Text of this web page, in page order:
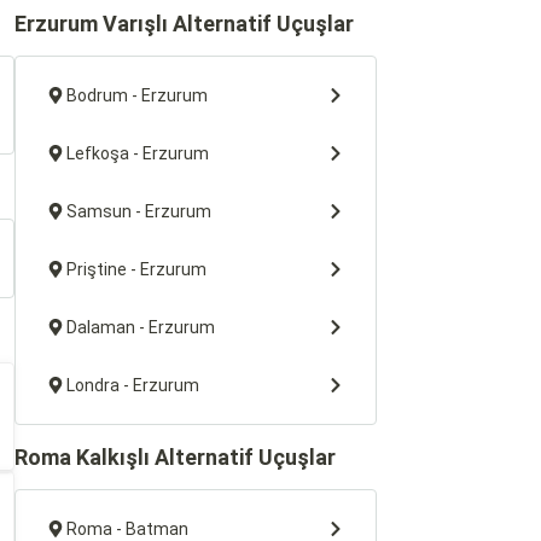
Erzurum Varışlı Alternatif Uçuşlar
Bodrum - Erzurum
Lefkoşa - Erzurum
Samsun - Erzurum
Priştine - Erzurum
Dalaman - Erzurum
Londra - Erzurum
Roma Kalkışlı Alternatif Uçuşlar
Roma - Batman